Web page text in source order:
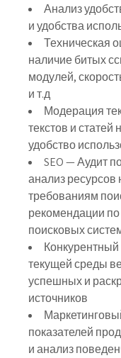
Анализ
и удобства
Техническая
наличие битых
модулей,
и т.д
Модерация
текстов и статей
удобство
SEO — Аудит
анализ ресурсов
требованиям
рекомендации
поисковых
текущей среды
успешных и
источников
показателей
и анализ